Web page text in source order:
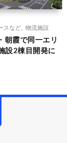
スなど
物流施設
朝霞で同一エリ
設2棟目開発に